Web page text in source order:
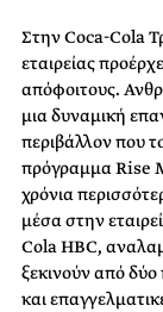
Στην Coca-Cola
εταιρείας
απόφοιτους.
μια δυναμική
περιβάλλον που
πρόγραμμα Rise
χρόνια
μέσα στην
Cola HBC,
ξεκινούν από
και